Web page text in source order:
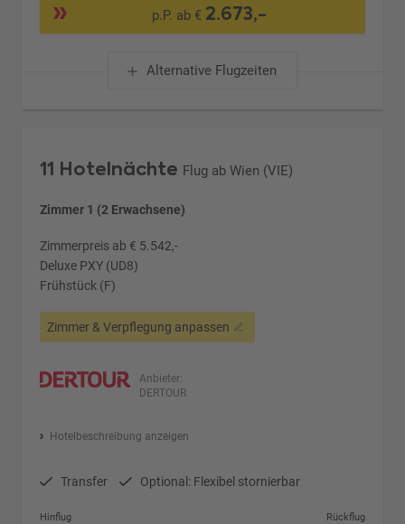
p.P. ab € 2.673,-
Alternative Flugzeiten
11 Hotelnächte Flug ab Wien (VIE)
Zimmer 1 (2 Erwachsene)
Zimmerpreis ab € 5.542,-
Deluxe PXY (UD8)
Frühstück (F)
Zimmer & Verpflegung anpassen
Anbieter:
DERTOUR
Hotelbeschreibung anzeigen
Transfer Optional: Flexibel stornierbar
Hinflug
Rückflug